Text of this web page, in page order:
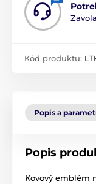
Kód produktu:
Popis a
Popis
Kovový emblém